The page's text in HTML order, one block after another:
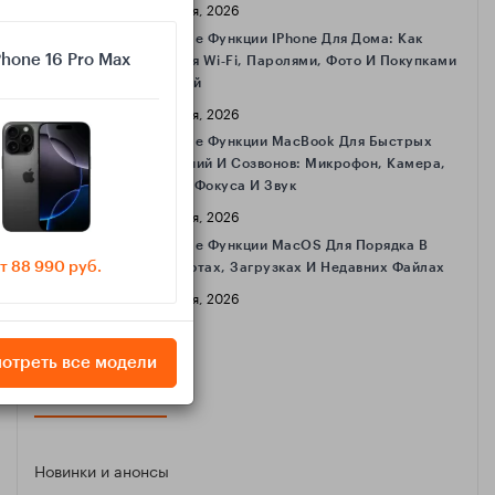
16 Апреля, 2026
Полезные Функции IPhone Для Дома: Как
Делиться Wi‑Fi, Паролями, Фото И Покупками
С Семьёй
16 Апреля, 2026
Полезные Функции MacBook Для Быстрых
Совещаний И Созвонов: Микрофон, Камера,
Режимы Фокуса И Звук
16 Апреля, 2026
Полезные Функции MacOS Для Порядка В
Скриншотах, Загрузках И Недавних Файлах
16 Апреля, 2026
КАТЕГОРИИ
Новинки и анонсы
16 Pro Max
88 990 руб.
все модели